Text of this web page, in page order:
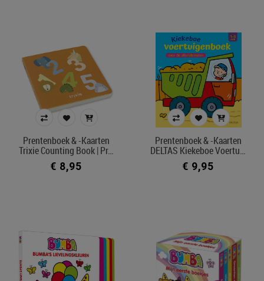
Belgisch product
Filters toepassen
Prentenboek & -kaarten
Trixie Counting Book | Pr…
€ 8,95
Prentenboek & -kaarten
DELTAS Kiekeboe Voertu…
€ 9,95